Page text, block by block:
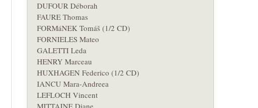
DUFOUR Déborah
FAURE Thomas
FORMáNEK Tomáš (1/2 CD)
FORNIELES Mateo
GALETTI Leda
HENRY Marceau
HUXHAGEN Federico (1/2 CD)
IANCU Mara-Andreea
LEFLOCH Vincent